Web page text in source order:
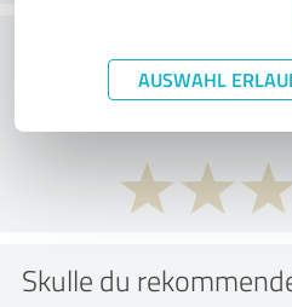
AUSWAHL
What do you
Skulle du